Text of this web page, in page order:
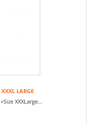
LARGE
XXXLarge...